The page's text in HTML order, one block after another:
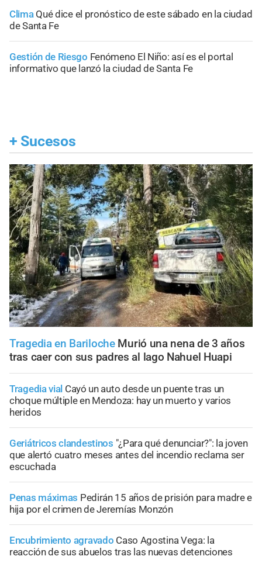
Clima Qué dice el pronóstico de este sábado en la ciudad
de Santa Fe
Gestión de Riesgo Fenómeno El Niño: así es el portal
informativo que lanzó la ciudad de Santa Fe
+ Sucesos
Tragedia en Bariloche Murió una nena de 3 años
tras caer con sus padres al lago Nahuel Huapi
Tragedia vial Cayó un auto desde un puente tras un
choque múltiple en Mendoza: hay un muerto y varios
heridos
Geriátricos clandestinos "¿Para qué denunciar?": la joven
que alertó cuatro meses antes del incendio reclama ser
escuchada
Penas máximas Pedirán 15 años de prisión para madre e
hija por el crimen de Jeremías Monzón
Encubrimiento agravado Caso Agostina Vega: la
reacción de sus abuelos tras las nuevas detenciones